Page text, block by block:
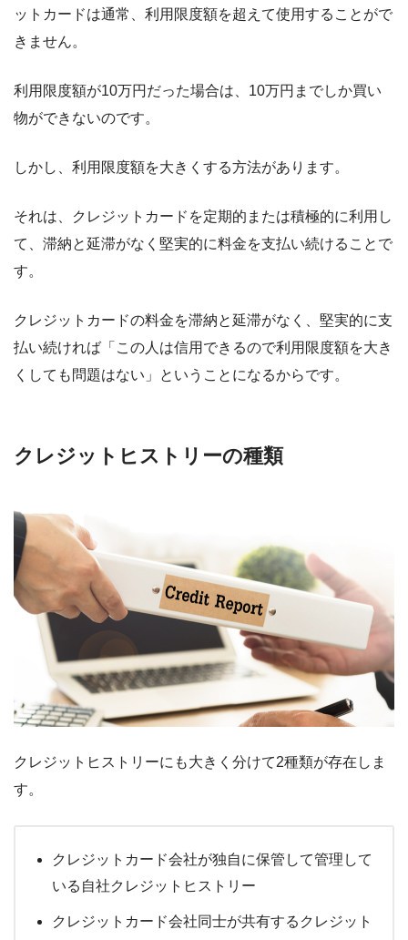
ットカードは通常、利用限度額を超えて使用することがで
きません。
利用限度額が10万円だった場合は、10万円までしか買い
物ができないのです。
しかし、利用限度額を大きくする方法があります。
それは、クレジットカードを定期的または積極的に利用し
て、滞納と延滞がなく堅実的に料金を支払い続けることで
す。
クレジットカードの料金を滞納と延滞がなく、堅実的に支
払い続ければ「この人は信用できるので利用限度額を大き
くしても問題はない」ということになるからです。
クレジットヒストリーの種類
クレジットヒストリーにも大きく分けて2種類が存在しま
す。
クレジットカード会社が独自に保管して管理して
いる自社クレジットヒストリー
クレジットカード会社同士が共有するクレジット